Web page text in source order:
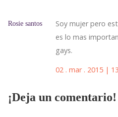
Rosie santos
Soy mujer pero
es lo mas
gays.
02 . mar . 2015 |
¡Deja un comentario!